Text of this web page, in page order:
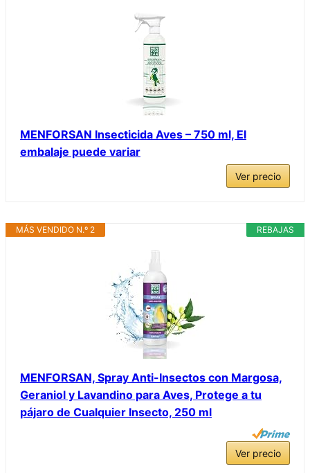
MENFORSAN Insecticida Aves – 750 ml, El
embalaje puede variar
Ver precio
REBAJAS
MÁS VENDIDO N.º 2
MENFORSAN, Spray Anti-Insectos con Margosa,
Geraniol y Lavandino para Aves, Protege a tu
pájaro de Cualquier Insecto, 250 ml
Ver precio